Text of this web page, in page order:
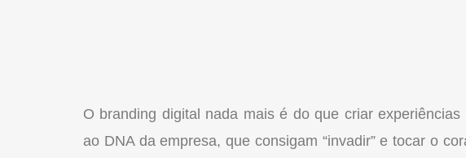
O branding digital nada mais é do que criar
ao DNA da empresa, que consigam “invadir” e tocar o